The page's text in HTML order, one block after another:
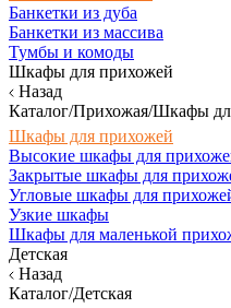
Банкетки из дуба
Банкетки из массива
Тумбы и комоды
Шкафы для прихожей
Назад
Каталог/Прихожая/Шкафы
Шкафы для прихожей
Высокие шкафы для
Закрытые шкафы для
Угловые шкафы для
Узкие шкафы
Шкафы для маленькой
Детская
Назад
Каталог/Детская